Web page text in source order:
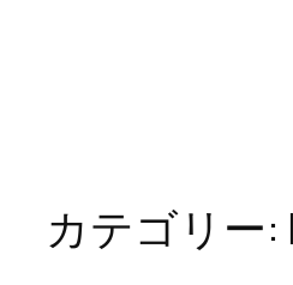
カテゴリー: